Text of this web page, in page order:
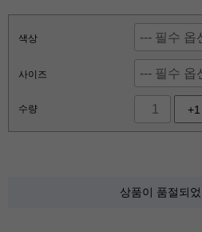
색상
사이즈
수량 +1
상품이 품절되었